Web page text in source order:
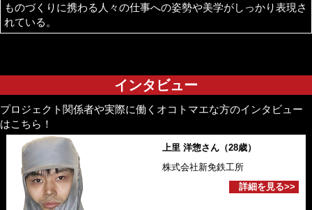
ものづくりに携わる人々の仕事への姿勢や美学がしっかり表現さ
れている。
インタビュー
プロジェクト関係者や実際に働くオコトマエな方のインタビュー
はこちら！
上里 洋惣さん（28歳）
株式会社新免鉄工所
詳細を見る>>